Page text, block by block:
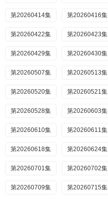
第20260414集 第20260416集
第20260422集 第20260423集
第20260429集 第20260430集
第20260507集 第20260513集
第20260520集 第20260521集
第20260528集 第20260603集
第20260610集 第20260611集
第20260618集 第20260624集
第20260701集 第20260702集
第20260709集 第20260715集